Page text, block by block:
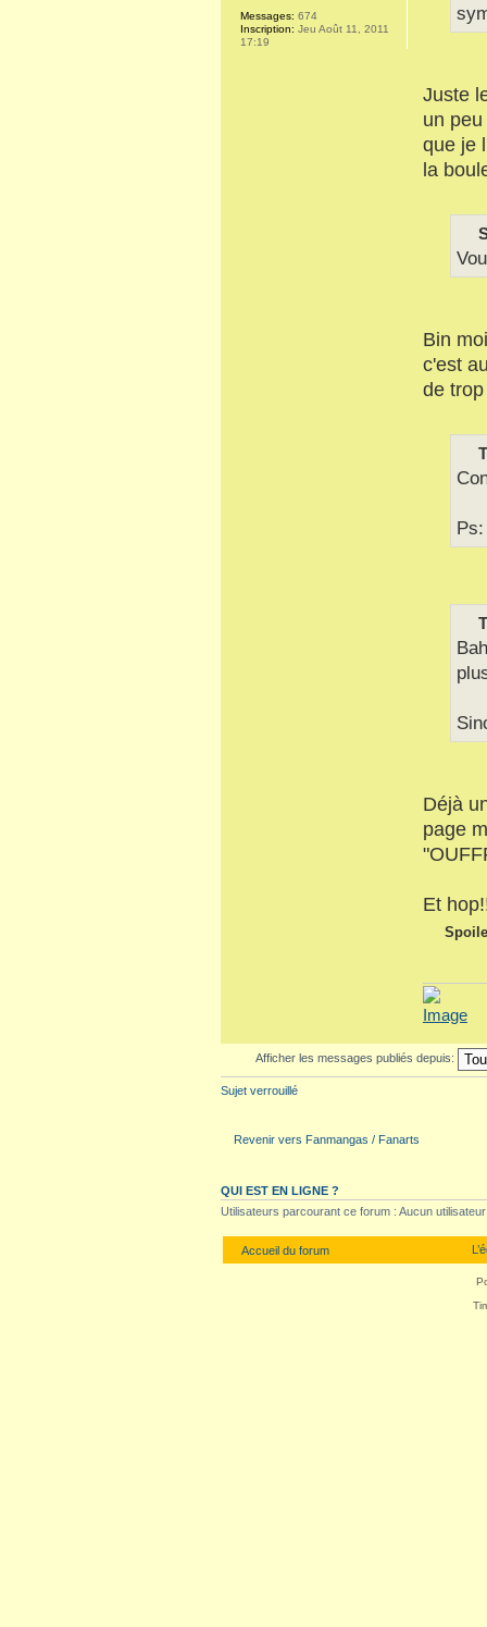
Juste
un
que je
la
Bin
c'est
de
Déjà
page
Et
Messages: 674
Inscription: Jeu Août 11, 2011
17:19
Afficher les messages publiés depuis:
Sujet verrouillé
Revenir vers Fanmangas / Fanarts
QUI EST EN LIGNE ?
Utilisateurs parcourant ce forum : Aucun
Accueil du forum